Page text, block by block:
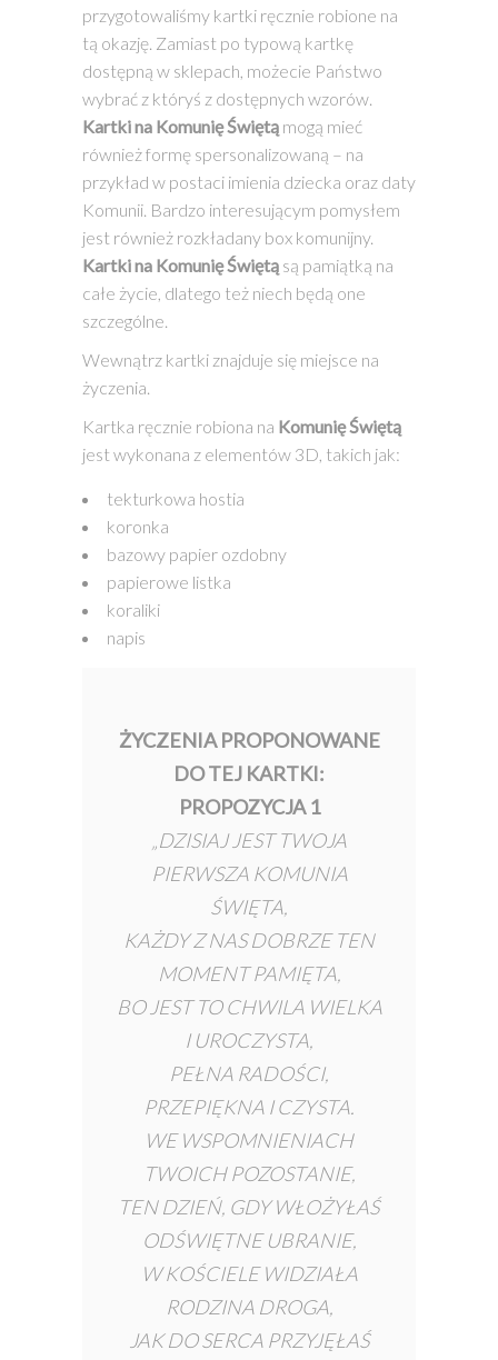
przygotowaliśmy kartki ręcznie robione na
tą okazję. Zamiast po typową kartkę
dostępną w sklepach, możecie Państwo
wybrać z któryś z dostępnych wzorów.
Kartki na Komunię Świętą mogą mieć
również formę spersonalizowaną – na
przykład w postaci imienia dziecka oraz daty
Komunii. Bardzo interesującym pomysłem
jest również rozkładany box komunijny.
Kartki na Komunię Świętą są pamiątką na
całe życie, dlatego też niech będą one
szczególne.
Wewnątrz kartki znajduje się miejsce na
życzenia.
Kartka ręcznie robiona na Komunię Świętą
jest wykonana z elementów 3D, takich jak:
tekturkowa hostia
koronka
bazowy papier ozdobny
papierowe listka
koraliki
napis
ŻYCZENIA PROPONOWANE
DO TEJ KARTKI:
PROPOZYCJA 1
„DZISIAJ JEST TWOJA
PIERWSZA KOMUNIA
ŚWIĘTA,
KAŻDY Z NAS DOBRZE TEN
MOMENT PAMIĘTA,
BO JEST TO CHWILA WIELKA
I UROCZYSTA,
PEŁNA RADOŚCI,
PRZEPIĘKNA I CZYSTA.
WE WSPOMNIENIACH
TWOICH POZOSTANIE,
TEN DZIEŃ, GDY WŁOŻYŁAŚ
ODŚWIĘTNE UBRANIE,
W KOŚCIELE WIDZIAŁA
RODZINA DROGA,
JAK DO SERCA PRZYJĘŁAŚ